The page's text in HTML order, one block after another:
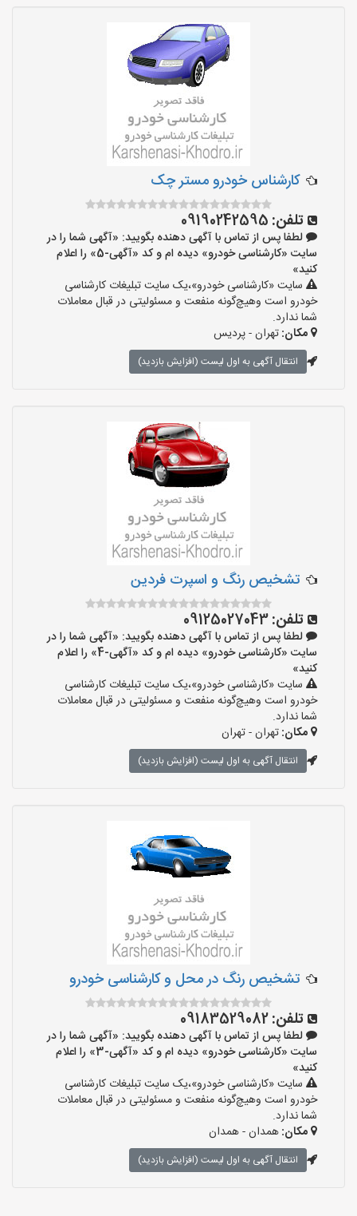
کارشناس خودرو مستر چک
تلفن: 09190242595
لطفا پس از تماس با آگهی دهنده بگویید: «آگهی شما را در
سایت «کارشناسی خودرو» دیده ام و کد «آگهی-5» را اعلام
کنید»
سایت «کارشناسی خودرو»،یک سایت تبلیغات کارشناسی
خودرو است وهیچ‌گونه منفعت و مسئولیتی در قبال معاملات
شما ندارد.
مکان:تهران - پردیس
انتقال آگهی به اول لیست (افزایش بازدید)
تشخیص رنگ و اسپرت فردین
تلفن:09125027043
لطفا پس از تماس با آگهی دهنده بگویید: «آگهی شما را در
سایت «کارشناسی خودرو» دیده ام و کد «آگهی-4» را اعلام
کنید»
سایت «کارشناسی خودرو»،یک سایت تبلیغات کارشناسی
خودرو است وهیچ‌گونه منفعت و مسئولیتی در قبال معاملات
شما ندارد.
مکان:تهران - تهران
انتقال آگهی به اول لیست (افزایش بازدید)
تشخیص رنگ در محل و کارشناسی خودرو
تلفن:09183529082
لطفا پس از تماس با آگهی دهنده بگویید: «آگهی شما را در
سایت «کارشناسی خودرو» دیده ام و کد «آگهی-3» را اعلام
کنید»
سایت «کارشناسی خودرو»،یک سایت تبلیغات کارشناسی
خودرو است وهیچ‌گونه منفعت و مسئولیتی در قبال معاملات
شما ندارد.
مکان:همدان - همدان
انتقال آگهی به اول لیست (افزایش بازدید)